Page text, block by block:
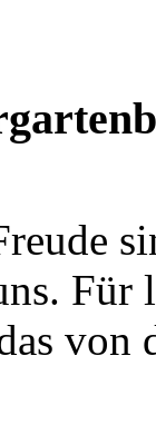
Für
von